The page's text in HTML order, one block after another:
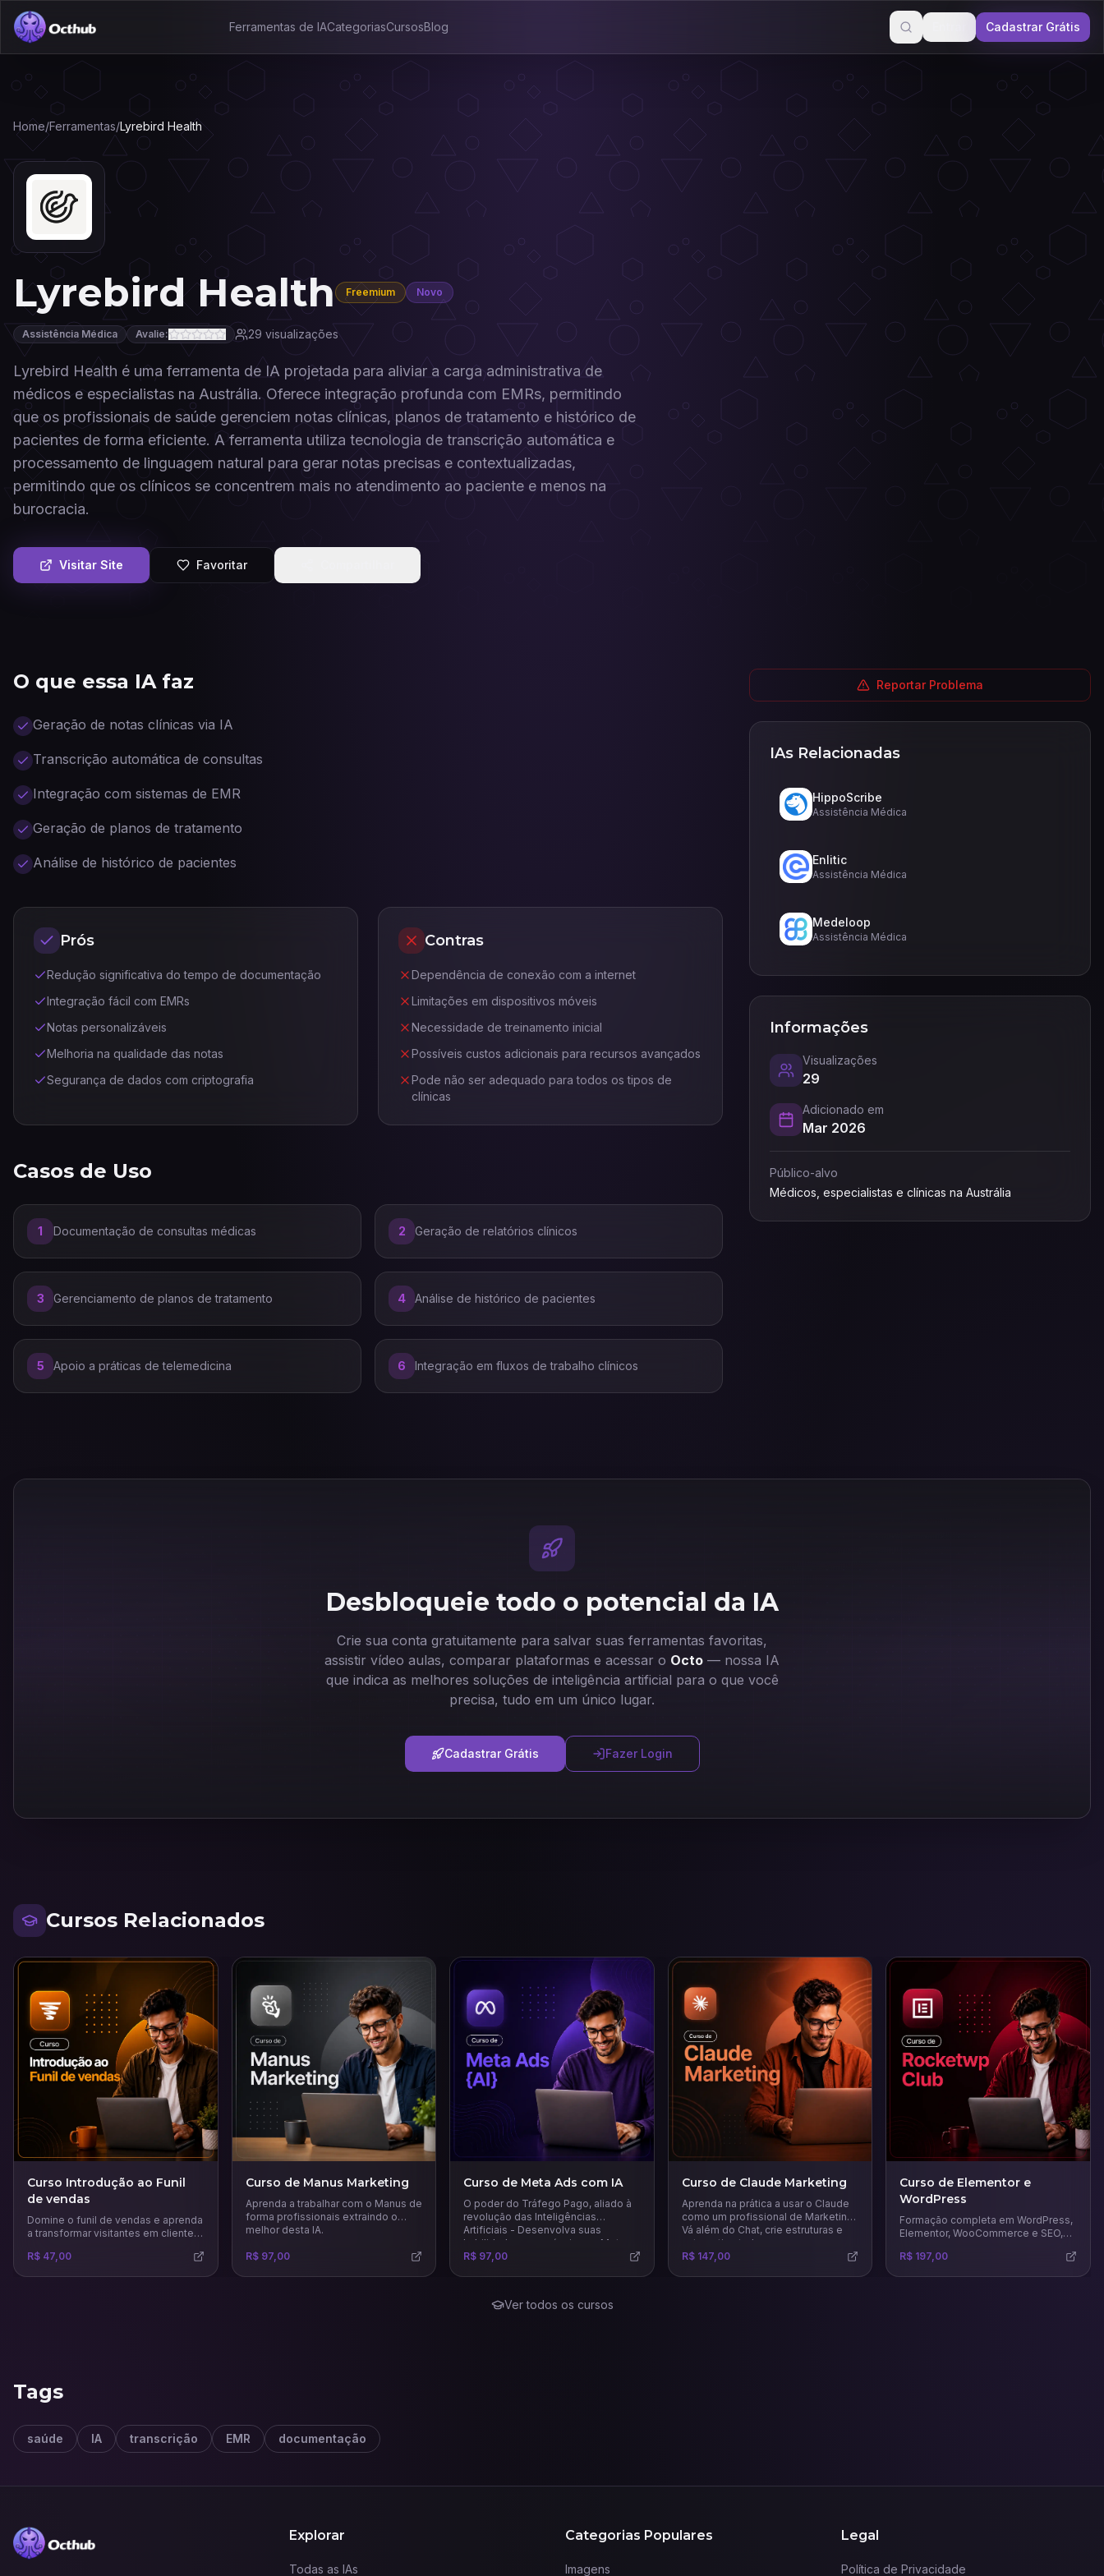
Ferramentas de IACategoriasCursosBlog Cadastrar Grátis
Home/Ferramentas/Lyrebird Health
Lyrebird Health Freemium Novo
Assistência Médica Avalie: 29 visualizações
Lyrebird Health é uma ferramenta de IA projetada para aliviar a carga administrativa de
médicos e especialistas na Austrália. Oferece integração profunda com EMRs, permitindo
que os profissionais de saúde gerenciem notas clínicas, planos de tratamento e histórico de
pacientes de forma eficiente. A ferramenta utiliza tecnologia de transcrição automática e
processamento de linguagem natural para gerar notas precisas e contextualizadas,
permitindo que os clínicos se concentrem mais no atendimento ao paciente e menos na
burocracia.
Visitar Site Favoritar
O que essa IA faz
Geração de notas clínicas via IA
Transcrição automática de consultas
Integração com sistemas de EMR
Geração de planos de tratamento
Análise de histórico de pacientes
Prós
Redução significativa do tempo de documentação
Integração fácil com EMRs
Notas personalizáveis
Melhoria na qualidade das notas
Segurança de dados com criptografia
Contras
Dependência de conexão com a internet
Limitações em dispositivos móveis
Necessidade de treinamento inicial
Possíveis custos adicionais para recursos avançados
Pode não ser adequado para todos os tipos de
clínicas
Casos de Uso
1 Documentação de consultas médicas 2 Geração de relatórios clínicos
3 Gerenciamento de planos de tratamento 4 Análise de histórico de pacientes
5 Apoio a práticas de telemedicina 6 Integração em fluxos de trabalho clínicos
Reportar Problema
IAs Relacionadas
HippoScribe
Assistência Médica
Enlitic
Assistência Médica
Medeloop
Assistência Médica
Informações
Visualizações
29
Adicionado em
Mar 2026
Público-alvo
Médicos, especialistas e clínicas na Austrália
Desbloqueie todo o potencial da IA
Crie sua conta gratuitamente para salvar suas ferramentas favoritas,
assistir vídeo aulas, comparar plataformas e acessar o Octo — nossa IA
que indica as melhores soluções de inteligência artificial para o que você
precisa, tudo em um único lugar.
Cadastrar Grátis Fazer Login
Cursos Relacionados
Curso Introdução ao Funil
de vendas
Domine o funil de vendas e aprenda
a transformar visitantes em clientes
como atrair, engajar e converter
R$ 47,00
Curso de Manus Marketing
Aprenda a trabalhar com o Manus de
forma profissionais extraindo o
melhor desta IA.
R$ 97,00
Curso de Meta Ads com IA
O poder do Tráfego Pago, aliado à
revolução das Inteligências
Artificiais - Desenvolva suas
habilidades em anúncios na Meta
usando todo potencial das
R$ 97,00
Curso de Claude Marketing
Aprenda na prática a usar o Claude
como um profissional de Marketing.
Vá além do Chat, crie estruturas e
automatize tudo.
R$ 147,00
Curso de Elementor e
WordPress
Formação completa em WordPress,
Elementor, WooCommerce e SEO,
venda, landing pages, sites
R$ 197,00
Ver todos os cursos
Tags
saúde IA transcrição EMR documentação
Explorar
Todas as IAs
Categorias Populares
Imagens
Legal
Política de Privacidade